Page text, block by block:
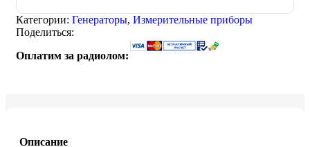
Категории: Генераторы, Измерительные приборы
Поделиться:
Оплатим за радиолом:
Описание